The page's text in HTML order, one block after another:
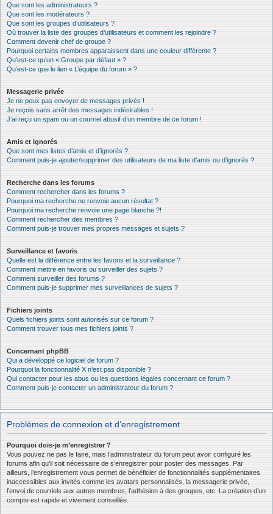
Que sont les administrateurs ?
Que sont les modérateurs ?
Que sont les groupes d’utilisateurs ?
Où trouver la liste des groupes d’utilisateurs et comment les rejoindre ?
Comment devenir chef de groupe ?
Pourquoi certains membres apparaissent dans une couleur différente ?
Qu’est-ce qu’un « Groupe par défaut » ?
Qu’est-ce que le lien « L’équipe du forum » ?
Messagerie privée
Je ne peux pas envoyer de messages privés !
Je reçois sans arrêt des messages indésirables !
J’ai reçu un spam ou un courriel abusif d’un membre de ce forum !
Amis et ignorés
Que sont mes listes d’amis et d’ignorés ?
Comment puis-je ajouter/supprimer des utilisateurs de ma liste d’amis ou d’ignorés ?
Recherche dans les forums
Comment rechercher dans les forums ?
Pourquoi ma recherche ne renvoie aucun résultat ?
Pourquoi ma recherche renvoie une page blanche ?!
Comment rechercher des membres ?
Comment puis-je trouver mes propres messages et sujets ?
Surveillance et favoris
Quelle est la différence entre les favoris et la surveillance ?
Comment mettre en favoris ou surveiller des sujets ?
Comment surveiller des forums ?
Comment puis-je supprimer mes surveillances de sujets ?
Fichiers joints
Quels fichiers joints sont autorisés sur ce forum ?
Comment trouver tous mes fichiers joints ?
Concernant phpBB
Qui a développé ce logiciel de forum ?
Pourquoi la fonctionnalité X n’est pas disponible ?
Qui contacter pour les abus ou les questions légales concernant ce forum ?
Comment puis-je contacter un administrateur du forum ?
Problèmes de connexion et d’enregistrement
Pourquoi dois-je m’enregistrer ?
Vous pouvez ne pas le faire, mais l’administrateur du forum peut avoir configuré les
forums afin qu’il soit nécessaire de s’enregistrer pour poster des messages. Par
ailleurs, l’enregistrement vous permet de bénéficier de fonctionnalités supplémentaires
inaccessibles aux invités comme les avatars personnalisés, la messagerie privée,
l’envoi de courriels aux autres membres, l’adhésion à des groupes, etc. La création d’un
compte est rapide et vivement conseillée.